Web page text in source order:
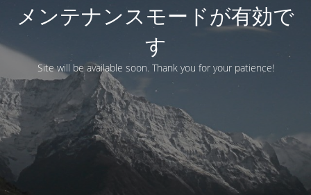
メンテナンスモードが有効で
す
Site will be available soon. Thank you for your patience!